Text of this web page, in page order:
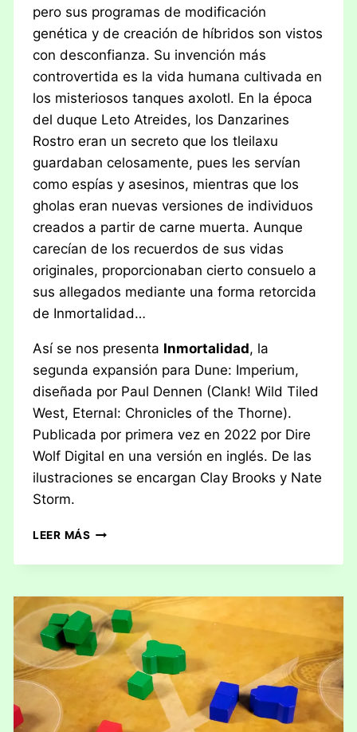
pero sus programas de modificación
genética y de creación de híbridos son vistos
con desconfianza. Su invención más
controvertida es la vida humana cultivada en
los misteriosos tanques axolotl. En la época
del duque Leto Atreides, los Danzarines
Rostro eran un secreto que los tleilaxu
guardaban celosamente, pues les servían
como espías y asesinos, mientras que los
gholas eran nuevas versiones de individuos
creados a partir de carne muerta. Aunque
carecían de los recuerdos de sus vidas
originales, proporcionaban cierto consuelo a
sus allegados mediante una forma retorcida
de Inmortalidad…
Así se nos presenta Inmortalidad, la
segunda expansión para Dune: Imperium,
diseñada por Paul Dennen (Clank! Wild Tiled
West, Eternal: Chronicles of the Thorne).
Publicada por primera vez en 2022 por Dire
Wolf Digital en una versión en inglés. De las
ilustraciones se encargan Clay Brooks y Nate
Storm.
LEER MÁS RESEÑA:
–
–
INMORTALIDAD